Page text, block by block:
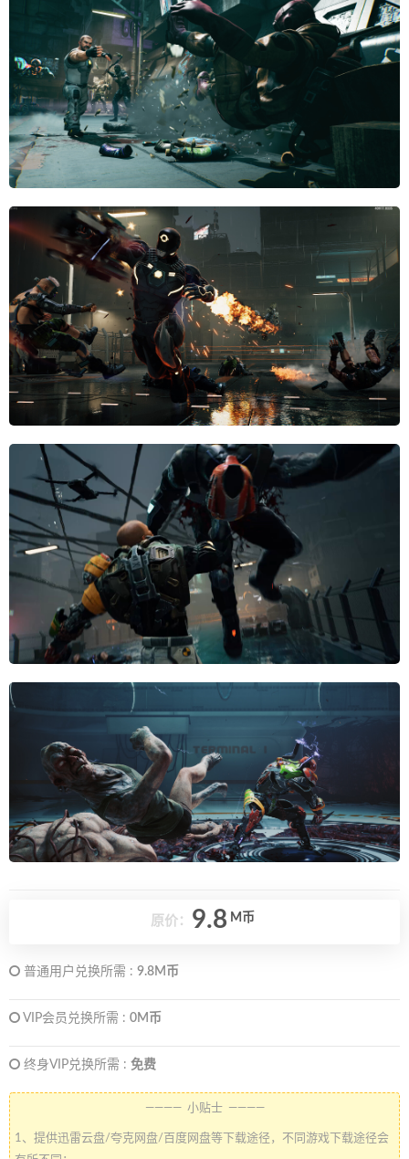
原价： 9.8 M币
普通用户兑换所需 : 9.8M币
VIP会员兑换所需 : 0M币
终身VIP兑换所需 : 免费
———— 小贴士 ————
1、提供迅雷云盘/夸克网盘/百度网盘等下载途径，不同游戏下载途径会